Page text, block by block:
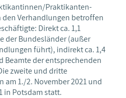
Praktikanten-
den Verhandlungen betroffen
Direkt ca. 1,1
der Bundesländer (außer
führt), indirekt ca. 1,4
Beamte der entsprechenden
zweite und dritte
1./2. November 2021 und
in Potsdam statt.